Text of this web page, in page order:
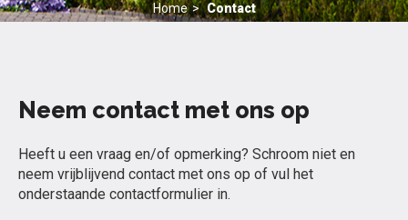
Home Contact
Neem contact met ons op
Heeft u een vraag en/of opmerking? Schroom niet en
neem vrijblijvend contact met ons op of vul het
onderstaande contactformulier in.